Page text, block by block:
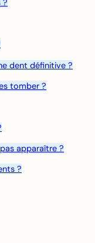
?
dent définitive ?
tomber ?
apparaître ?
?